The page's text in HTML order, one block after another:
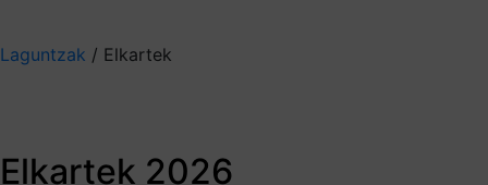
Laguntzak / Elkartek
colaborativa realizada por los
Elkartek 2026